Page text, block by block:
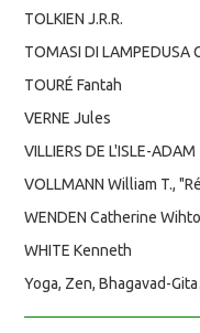
TOLKIEN J.R.R.
TOMASI DI LAMPEDUSA
TOURÉ Fantah
VERNE Jules
VILLIERS DE L'ISLE-ADAM
VOLLMANN William T.,
WENDEN Catherine
WHITE Kenneth
Yoga, Zen, Bhagavad-